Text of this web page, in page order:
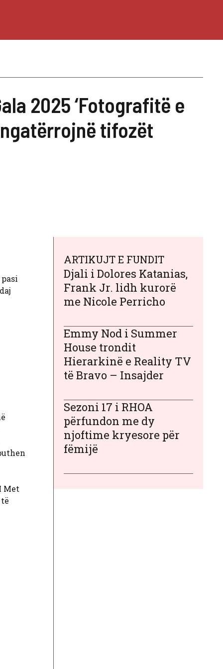
2025 ‘Fotografitë e
tifozët
Met
ARTIKUJT E FUNDIT
Djali i Dolores Katanias,
Frank Jr. lidh kurorë
me Nicole Perricho
Emmy Nod i Summer
House trondit
Hierarkinë e Reality TV
të Bravo – Insajder
Sezoni 17 i RHOA
përfundon me dy
njoftime kryesore për
fëmijë